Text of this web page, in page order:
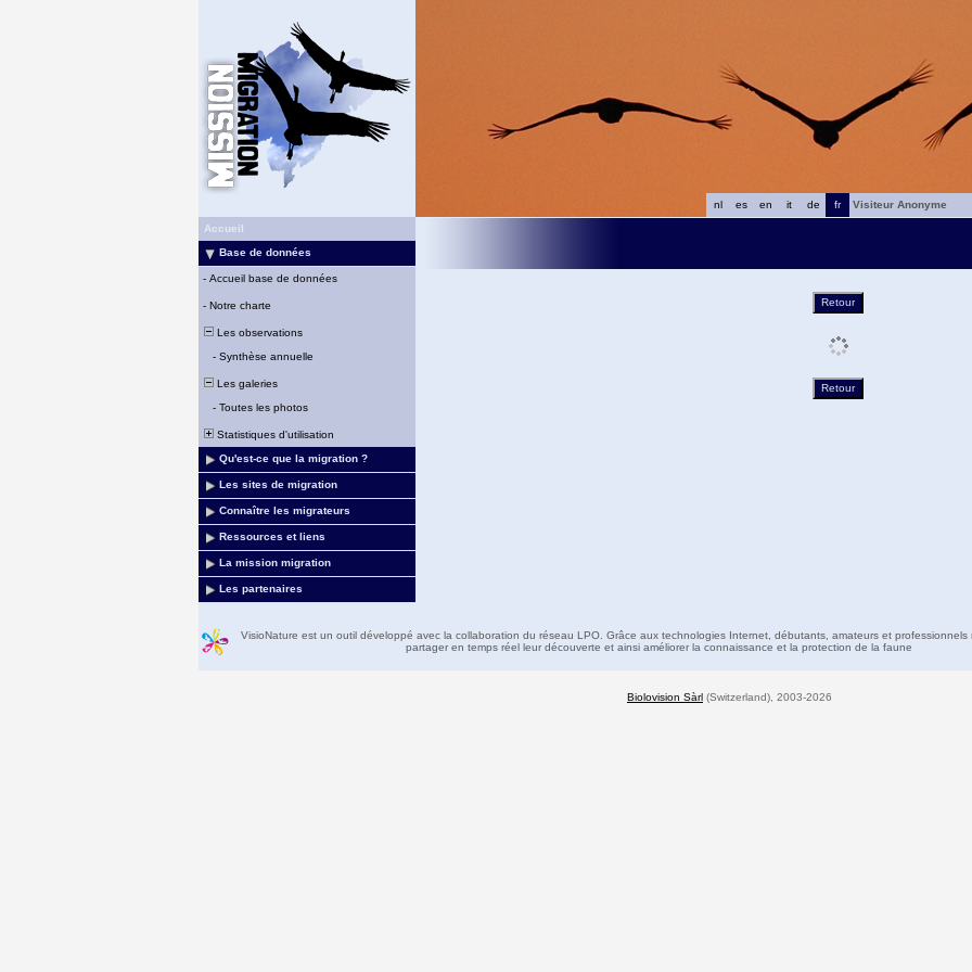
fr
de
it
en
es
nl
Visiteur Anonyme
Accueil
Base de données
- Accueil base de données
- Notre charte
Les observations
- Synthèse annuelle
Les galeries
- Toutes les photos
Statistiques d'utilisation
Qu'est-ce que la migration ?
Les sites de migration
Connaître les migrateurs
Ressources et liens
La mission migration
Les partenaires
VisioNature est un outil développé avec la collaboration du réseau LPO. Grâce aux technologies Internet, débutants, amateurs et professionnels
partager en temps réel leur découverte et ainsi améliorer la connaissance et la protection de la faune
Biolovision Sàrl (Switzerland), 2003-2026